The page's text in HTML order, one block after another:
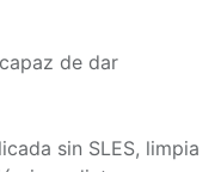
de dar
sin SLES, limpia